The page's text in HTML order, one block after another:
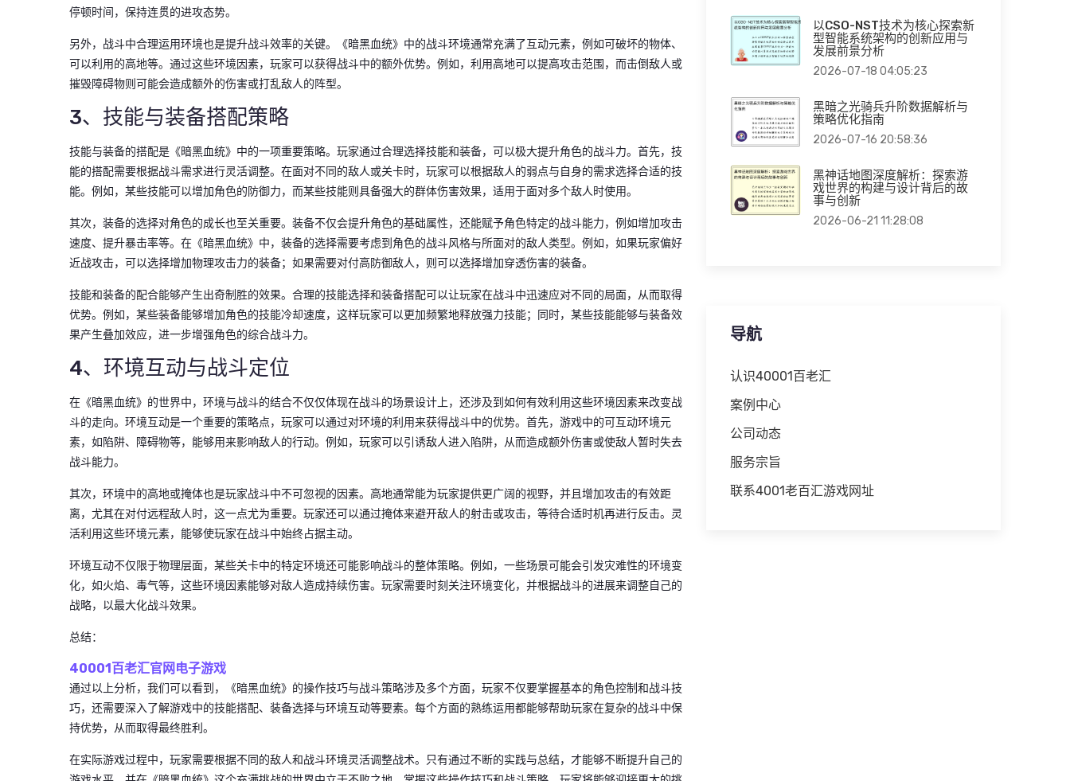
停顿时间，保持连贯的进攻态势。
另外，战斗中合理运用环境也是提升战斗效率的关键。《暗黑血统》中的战斗环境通常充满了互动元素，例如可破坏的物体、
可以利用的高地等。通过这些环境因素，玩家可以获得战斗中的额外优势。例如，利用高地可以提高攻击范围，而击倒敌人或
摧毁障碍物则可能会造成额外的伤害或打乱敌人的阵型。
3、技能与装备搭配策略
技能与装备的搭配是《暗黑血统》中的一项重要策略。玩家通过合理选择技能和装备，可以极大提升角色的战斗力。首先，技
能的搭配需要根据战斗需求进行灵活调整。在面对不同的敌人或关卡时，玩家可以根据敌人的弱点与自身的需求选择合适的技
能。例如，某些技能可以增加角色的防御力，而某些技能则具备强大的群体伤害效果，适用于面对多个敌人时使用。
其次，装备的选择对角色的成长也至关重要。装备不仅会提升角色的基础属性，还能赋予角色特定的战斗能力，例如增加攻击
速度、提升暴击率等。在《暗黑血统》中，装备的选择需要考虑到角色的战斗风格与所面对的敌人类型。例如，如果玩家偏好
近战攻击，可以选择增加物理攻击力的装备；如果需要对付高防御敌人，则可以选择增加穿透伤害的装备。
技能和装备的配合能够产生出奇制胜的效果。合理的技能选择和装备搭配可以让玩家在战斗中迅速应对不同的局面，从而取得
优势。例如，某些装备能够增加角色的技能冷却速度，这样玩家可以更加频繁地释放强力技能；同时，某些技能能够与装备效
果产生叠加效应，进一步增强角色的综合战斗力。
4、环境互动与战斗定位
在《暗黑血统》的世界中，环境与战斗的结合不仅仅体现在战斗的场景设计上，还涉及到如何有效利用这些环境因素来改变战
斗的走向。环境互动是一个重要的策略点，玩家可以通过对环境的利用来获得战斗中的优势。首先，游戏中的可互动环境元
素，如陷阱、障碍物等，能够用来影响敌人的行动。例如，玩家可以引诱敌人进入陷阱，从而造成额外伤害或使敌人暂时失去
战斗能力。
其次，环境中的高地或掩体也是玩家战斗中不可忽视的因素。高地通常能为玩家提供更广阔的视野，并且增加攻击的有效距
离，尤其在对付远程敌人时，这一点尤为重要。玩家还可以通过掩体来避开敌人的射击或攻击，等待合适时机再进行反击。灵
活利用这些环境元素，能够使玩家在战斗中始终占据主动。
环境互动不仅限于物理层面，某些关卡中的特定环境还可能影响战斗的整体策略。例如，一些场景可能会引发灾难性的环境变
化，如火焰、毒气等，这些环境因素能够对敌人造成持续伤害。玩家需要时刻关注环境变化，并根据战斗的进展来调整自己的
战略，以最大化战斗效果。
总结：
40001百老汇官网电子游戏
通过以上分析，我们可以看到，《暗黑血统》的操作技巧与战斗策略涉及多个方面，玩家不仅要掌握基本的角色控制和战斗技
巧，还需要深入了解游戏中的技能搭配、装备选择与环境互动等要素。每个方面的熟练运用都能够帮助玩家在复杂的战斗中保
持优势，从而取得最终胜利。
在实际游戏过程中，玩家需要根据不同的敌人和战斗环境灵活调整战术。只有通过不断的实践与总结，才能够不断提升自己的
以CSO-NST技术为核心探索新
型智能系统架构的创新应用与
发展前景分析
2026-07-18 04:05:23
黑暗之光骑兵升阶数据解析与
策略优化指南
2026-07-16 20:58:36
黑神话地图深度解析：探索游
戏世界的构建与设计背后的故
事与创新
2026-06-21 11:28:08
导航
认识40001百老汇
案例中心
公司动态
服务宗旨
联系4001老百汇游戏网址